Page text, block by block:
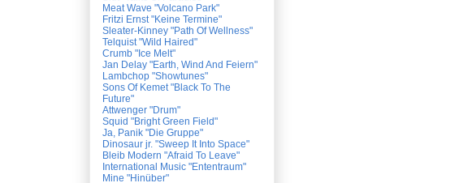
Meat Wave "Volcano Park"
Fritzi Ernst "Keine Termine"
Sleater-Kinney "Path Of Wellness"
Telquist "Wild Haired"
Crumb "Ice Melt"
Jan Delay "Earth, Wind And Feiern"
Lambchop "Showtunes"
Sons Of Kemet "Black To The
Future"
Attwenger "Drum"
Squid "Bright Green Field"
Ja, Panik "Die Gruppe"
Dinosaur jr. "Sweep It Into Space"
Bleib Modern "Afraid To Leave"
International Music "Ententraum"
Mine "Hinüber"